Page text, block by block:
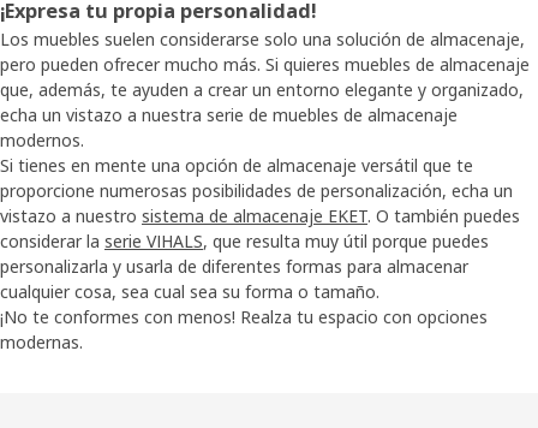
¡Expresa tu propia personalidad!
Los muebles suelen considerarse solo una solución de almacenaje,
pero pueden ofrecer mucho más. Si quieres muebles de almacenaje
que, además, te ayuden a crear un entorno elegante y organizado,
echa un vistazo a nuestra serie de muebles de almacenaje
modernos.
Si tienes en mente una opción de almacenaje versátil que te
proporcione numerosas posibilidades de personalización, echa un
vistazo a nuestro sistema de almacenaje EKET. O también puedes
considerar la serie VIHALS, que resulta muy útil porque puedes
personalizarla y usarla de diferentes formas para almacenar
cualquier cosa, sea cual sea su forma o tamaño.
¡No te conformes con menos! Realza tu espacio con opciones
modernas.